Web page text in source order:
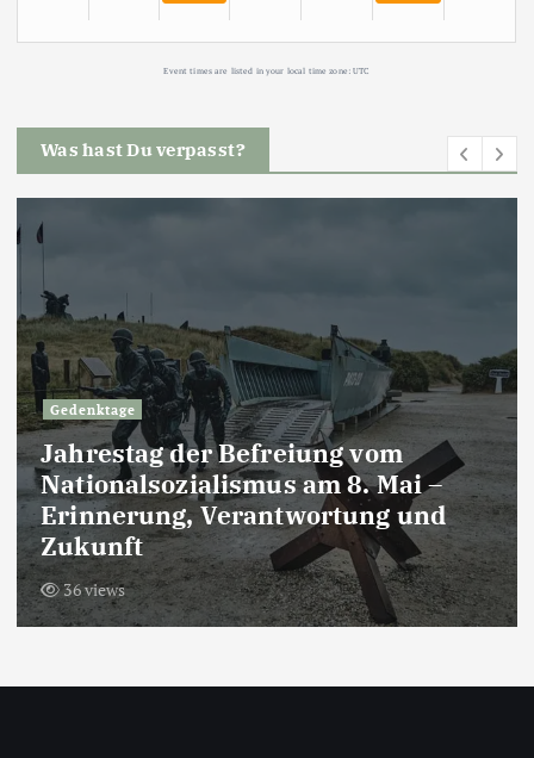
Event times are listed in your local time zone:UTC
Was hast Du verpasst?
Gedenktage
Jahrestag der Befreiung vom
Nationalsozialismus am 8. Mai –
Erinnerung, Verantwortung und
Zukunft
36 views